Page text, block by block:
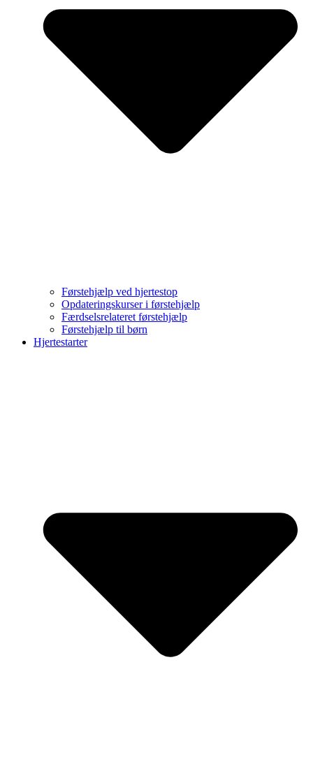
Førstehjælp ved hjertestop
Opdateringskurser i førstehjælp
Færdselsrelateret førstehjælp
Førstehjælp til børn
Hjertestarter